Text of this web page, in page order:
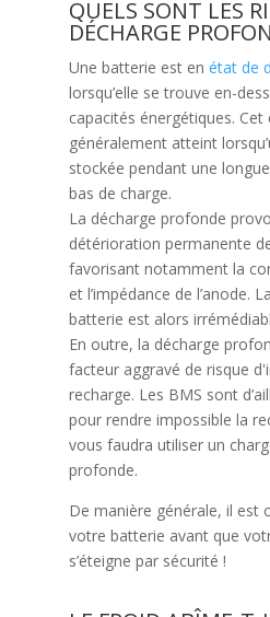
QUELS SONT LES
DÉCHARGE
Une batterie est en état de
lorsqu’elle se trouve en-
capacités énergétiques.
généralement atteint
stockée pendant une
bas de charge.
La décharge profonde
détérioration permanente
favorisant notamment la
et l’impédance de l’anode.
batterie est alors
En outre, la décharge
facteur aggravé de risque
recharge. Les BMS sont
pour rendre impossible la
vous faudra utiliser un
profonde.
De manière générale, il est
votre batterie avant que
s’éteigne par sécurité !